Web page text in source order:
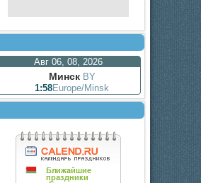
Авг 06, 08, 2026
Минск BY
1:58Europe/Minsk